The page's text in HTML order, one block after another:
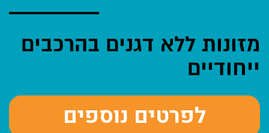
מזונות ללא דגנים בהרכבים
ייחודיים
לפרטים נוספים